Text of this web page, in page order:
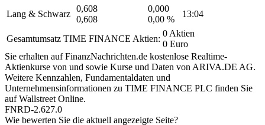
Lang & Schwarz
0,608
0,608
0,000
0,00 %
13:04
Gesamtumsatz TIME FINANCE Aktien:
0 Aktien
0 Euro
Sie erhalten auf FinanzNachrichten.de kostenlose Realtime-
Aktienkurse von und sowie Kurse und Daten von ARIVA.DE AG.
Weitere Kennzahlen, Fundamentaldaten und
Unternehmensinformationen zu TIME FINANCE PLC finden Sie
aufWallstreet Online.
FNRD-2.627.0
Wie bewerten Sie die aktuell angezeigte Seite?